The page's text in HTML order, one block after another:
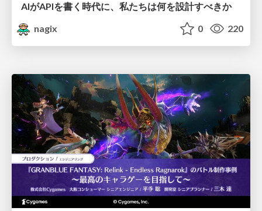
AIがAPIを書く時代に、私たちは何を設計すべきか
nagix
0 220